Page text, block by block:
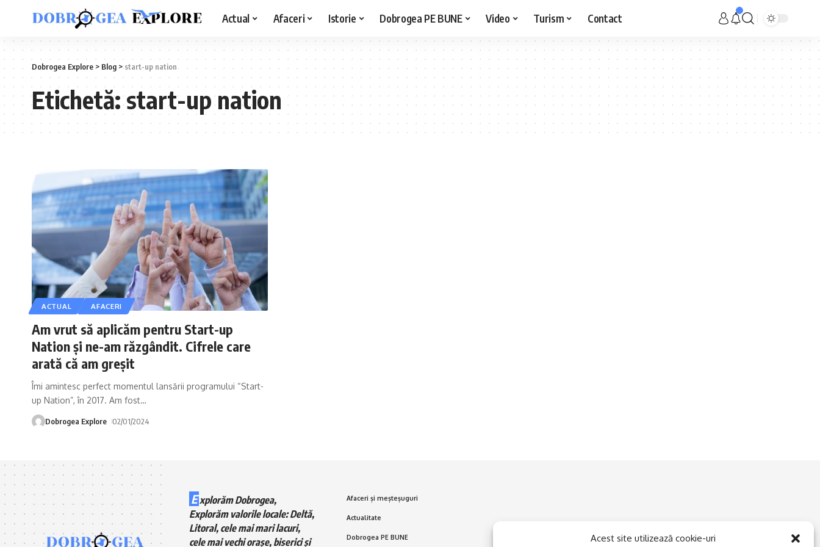
Acest site utilizează cookie-uri
Actual Afaceri Istorie Dobrogea PE BUNE Video Turism Contact
Dobrogea Explore> Blog >start-up nation
Etichetă:start-up nation
ACTUAL AFACERI
Am vrut să aplicăm pentru Start-up
Nation și ne-am răzgândit. Cifrele care
arată că am greșit
Îmi amintesc perfect momentul lansării programului “Start-
up Nation”, în 2017. Am fost…
Dobrogea Explore 02/01/2024
E xplorăm Dobrogea,
Explorăm valorile locale: Deltă,
Litoral, cele mai mari lacuri,
cele mai vechi orașe, biserici și
Afaceri și meșteșuguri
Actualitate
Dobrogea PE BUNE